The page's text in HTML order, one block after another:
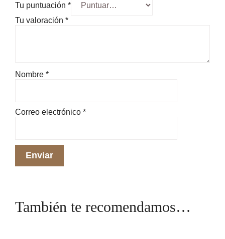
Tu puntuación *
Tu valoración *
Nombre *
Correo electrónico *
También te recomendamos…